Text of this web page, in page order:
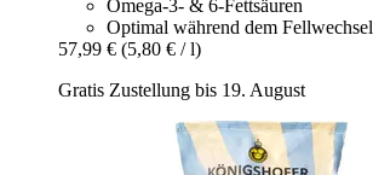
Omega-3- & 6-Fettsäuren
Optimal während dem Fellwechsel
57,99 € (5,80 € / l)
Gratis Zustellung bis 19. August